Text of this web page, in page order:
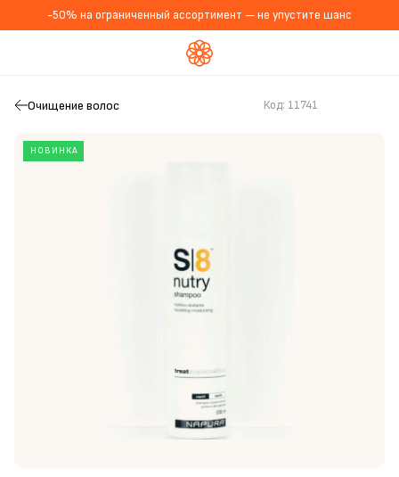
-50% на ограниченный ассортимент — не упустите шанс
Очищение волос
НОВИНКА
Код: 11741